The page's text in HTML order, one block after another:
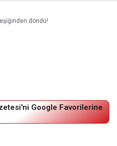
döndü!
Google Favorilerine